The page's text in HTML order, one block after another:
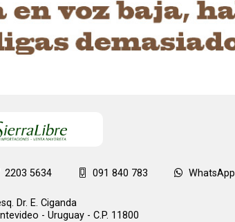
2203 5634 091 840 783 WhatsApp
Dr. E. Ciganda
- Uruguay - C.P. 11800